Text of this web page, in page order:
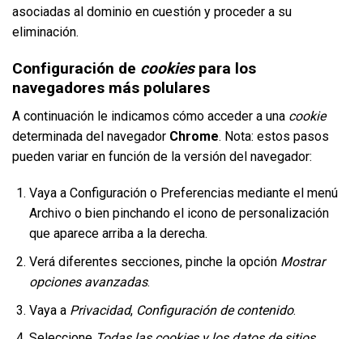
asociadas al dominio en cuestión y proceder a su
eliminación.
Configuración de cookiespara los
navegadores más polulares
A continuación le indicamos cómo acceder a una cookie
determinada del navegador Chrome. Nota: estos pasos
pueden variar en función de la versión del navegador:
Vaya a Configuración o Preferencias mediante el menú
Archivo o bien pinchando el icono de personalización
que aparece arriba a la derecha.
Verá diferentes secciones, pinche la opción Mostrar
opciones avanzadas.
Vaya a Privacidad, Configuración de contenido.